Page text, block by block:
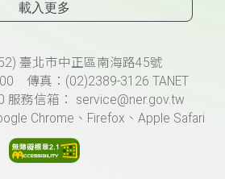
載入更多
臺北市中正區南海路45號
傳真：(02)2389-3126 TANET
服務信箱： service@ner.gov.tw
Chrome、Firefox、Apple Safari